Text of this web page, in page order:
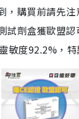
，購買前請先
試劑盒獲歐盟
敏度92.2%，特